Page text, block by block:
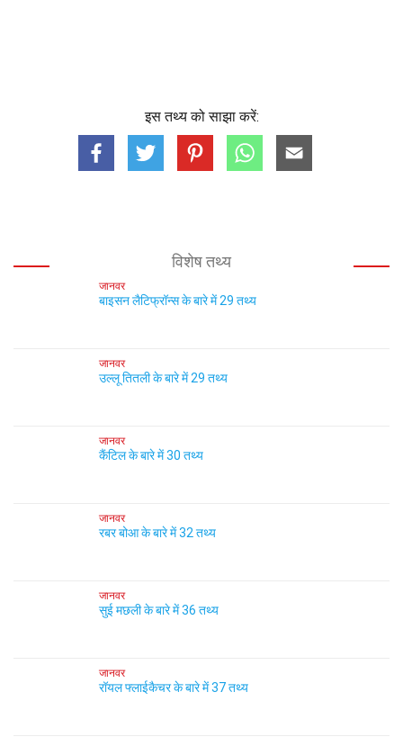
इस तथ्य को साझा करें:
विशेष तथ्य
जानवर
बाइसन लैटिफ्रॉन्स के बारे में 29 तथ्य
जानवर
उल्लू तितली के बारे में 29 तथ्य
जानवर
कैंटिल के बारे में 30 तथ्य
जानवर
रबर बोआ के बारे में 32 तथ्य
जानवर
सुई मछली के बारे में 36 तथ्य
जानवर
रॉयल फ्लाईकैचर के बारे में 37 तथ्य